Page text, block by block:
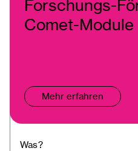
Forschungs-
Comet-Module
Mehr erfahren
Was?